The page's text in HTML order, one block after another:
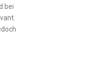
bei